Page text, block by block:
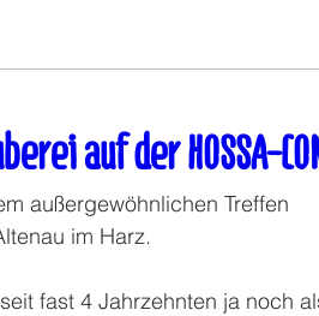
auf der HOSSA-
außergewöhnlichen Treffen
im Harz.
fast 4 Jahrzehnten ja noch